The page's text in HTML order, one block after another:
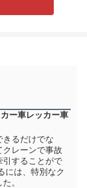
ー車レッカー車
きるだけでな
クレーンで事故
引することがで
には、特別なク
。